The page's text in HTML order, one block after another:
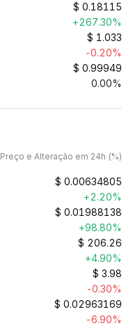
$ 0.18115
+267.30%
$ 1.033
-0.20%
$ 0.99949
0.00%
Preço e Alteração em 24h (%)
$ 0.00634805
+2.20%
$ 0.01988138
+98.80%
$ 206.26
+4.90%
$ 3.98
-0.30%
$ 0.02963169
-6.90%